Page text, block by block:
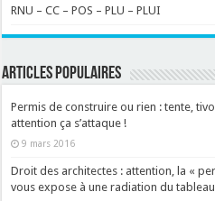
RNU – CC – POS – PLU – PLUI
ARTICLES POPULAIRES
Permis de construire ou rien : tente,
attention ça s’attaque !
9 mars 2016
Droit des architectes : attention, la «
vous expose à une radiation du